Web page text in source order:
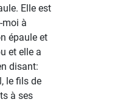
Elle est
moi à
épaule et
et elle a
disant:
le fils de
à ses